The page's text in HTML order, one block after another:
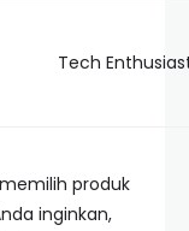
Tech
produk
inginkan,